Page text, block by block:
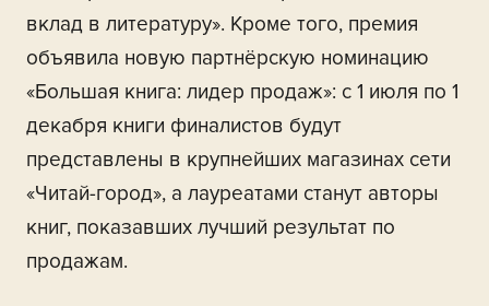
вклад в литературу». Кроме того, премия
объявила новую партнёрскую номинацию
«Большая книга: лидер продаж»: с 1 июля по 1
декабря книги финалистов будут
представлены в крупнейших магазинах сети
«Читай-город», а лауреатами станут авторы
книг, показавших лучший результат по
продажам.